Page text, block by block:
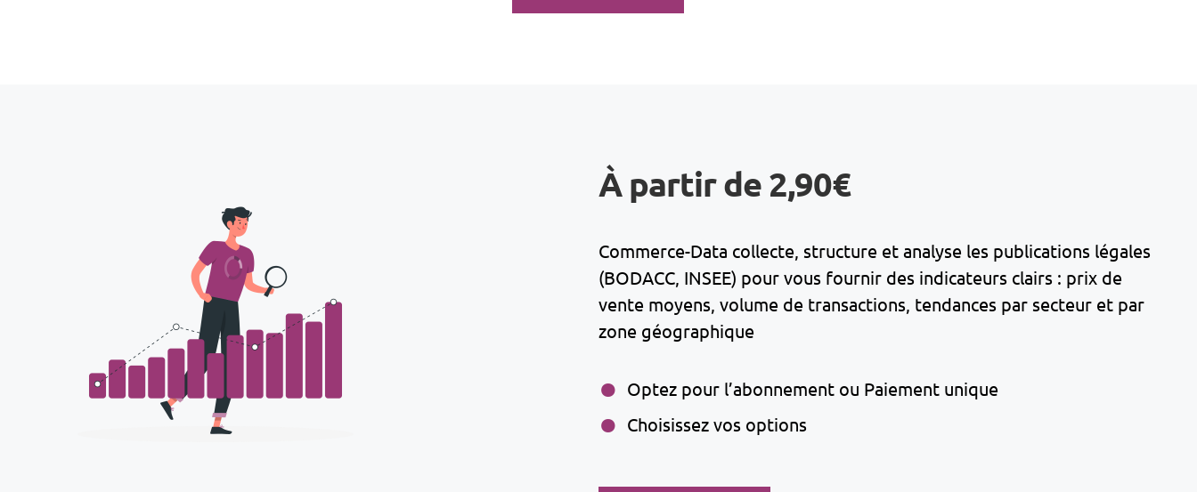
À partir de 2,90€
Commerce-Data collecte, structure et analyse les publications légales
(BODACC, INSEE) pour vous fournir des indicateurs clairs : prix de
vente moyens, volume de transactions, tendances par secteur et par
zone géographique
Optez pour l’abonnement ou Paiement unique
Choisissez vos options